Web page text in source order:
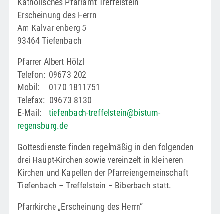
Katholisches Pfarramt Treffelstein
Erscheinung des Herrn
Am Kalvarienberg 5
93464 Tiefenbach
Pfarrer Albert Hölzl
Telefon: 09673 202
Mobil: 0170 1811751
Telefax: 09673 8130
E-Mail:tiefenbach-treffelstein@bistum-
regensburg.de
Gottesdienste finden regelmäßig in den folgenden
drei Haupt-Kirchen sowie vereinzelt in kleineren
Kirchen und Kapellen der Pfarreiengemeinschaft
Tiefenbach – Treffelstein – Biberbach statt.
Pfarrkirche „Erscheinung des Herrn“